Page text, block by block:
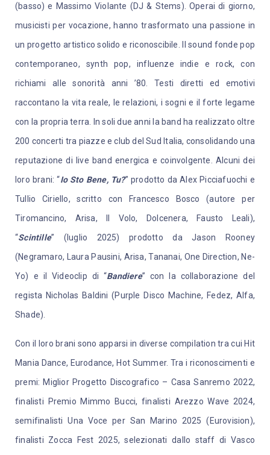
(basso) e Massimo Violante (DJ & Stems). Operai di giorno,
musicisti per vocazione, hanno trasformato una passione in
un progetto artistico solido e riconoscibile. Il sound fonde pop
contemporaneo, synth pop, influenze indie e rock, con
richiami alle sonorità anni ’80. Testi diretti ed emotivi
raccontano la vita reale, le relazioni, i sogni e il forte legame
con la propria terra. In soli due anni la band ha realizzato oltre
200 concerti tra piazze e club del Sud Italia, consolidando una
reputazione di live band energica e coinvolgente. Alcuni dei
loro brani: “Io Sto Bene, Tu?” prodotto da Alex Picciafuochi e
Tullio Ciriello, scritto con Francesco Bosco (autore per
Tiromancino, Arisa, Il Volo, Dolcenera, Fausto Leali),
“Scintille” (luglio 2025) prodotto da Jason Rooney
(Negramaro, Laura Pausini, Arisa, Tananai, One Direction, Ne-
Yo) e il Videoclip di “Bandiere” con la collaborazione del
regista Nicholas Baldini (Purple Disco Machine, Fedez, Alfa,
Shade).
Con il loro brani sono apparsi in diverse compilation tra cui Hit
Mania Dance, Eurodance, Hot Summer. Tra i riconoscimenti e
premi: Miglior Progetto Discografico – Casa Sanremo 2022,
finalisti Premio Mimmo Bucci, finalisti Arezzo Wave 2024,
semifinalisti Una Voce per San Marino 2025 (Eurovision),
finalisti Zocca Fest 2025, selezionati dallo staff di Vasco